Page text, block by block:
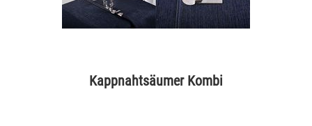
Kappnahtsäumer Kombi